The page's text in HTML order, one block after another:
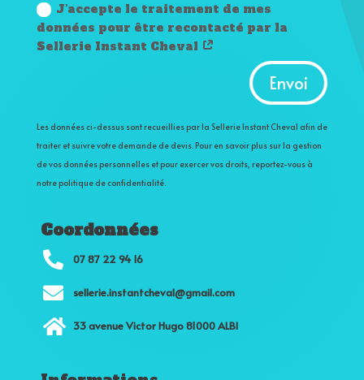
J'accepte le traitement de mes
données pour être recontacté par la
Sellerie Instant Cheval
Envoi
Les données ci-dessus sont recueillies par la Sellerie Instant Cheval afin de
traiter et suivre votre demande de devis. Pour en savoir plus sur la gestion
de vos données personnelles et pour exercer vos droits, reportez-vous à
notre politique de confidentialité.
Coordonnées
 07 87 22 94 16
 sellerie.instantcheval@gmail.com
 33 avenue Victor Hugo 81000 ALBI